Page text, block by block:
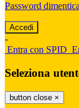
Password
-
Entra con SPID
Seleziona
button close ×